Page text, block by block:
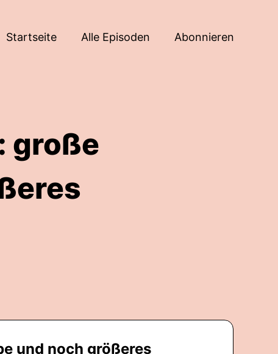
Startseite Alle Episoden Abonnieren
große